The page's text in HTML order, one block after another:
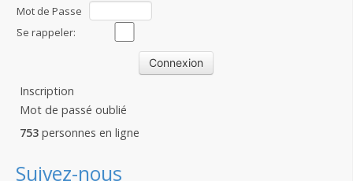
Mot de Passe
:Se rappeler:
Inscription
Mot de passé oublié
753 personnes en ligne
Suivez-nous